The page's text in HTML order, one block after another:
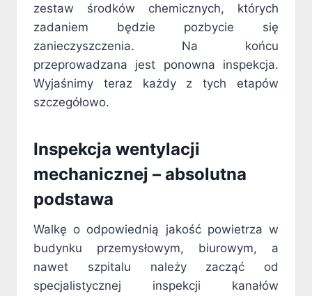
zestaw środków chemicznych, których
zadaniem będzie pozbycie się
zanieczyszczenia. Na końcu
przeprowadzana jest ponowna inspekcja.
Wyjaśnimy teraz każdy z tych etapów
szczegółowo.
Inspekcja wentylacji
mechanicznej – absolutna
podstawa
Walkę o odpowiednią jakość powietrza w
budynku przemysłowym, biurowym, a
nawet szpitalu należy zacząć od
specjalistycznej inspekcji kanałów